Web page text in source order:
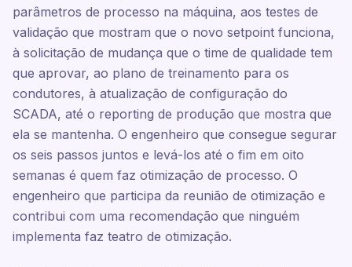
parâmetros de processo na máquina, aos testes de
validação que mostram que o novo setpoint funciona,
à solicitação de mudança que o time de qualidade tem
que aprovar, ao plano de treinamento para os
condutores, à atualização de configuração do
SCADA, até o reporting de produção que mostra que
ela se mantenha. O engenheiro que consegue segurar
os seis passos juntos e levá-los até o fim em oito
semanas é quem faz otimização de processo. O
engenheiro que participa da reunião de otimização e
contribui com uma recomendação que ninguém
implementa faz teatro de otimização.